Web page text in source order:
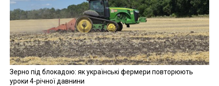
Зерно під блокадою: як українські фермери повторюють
уроки 4-річної давнини